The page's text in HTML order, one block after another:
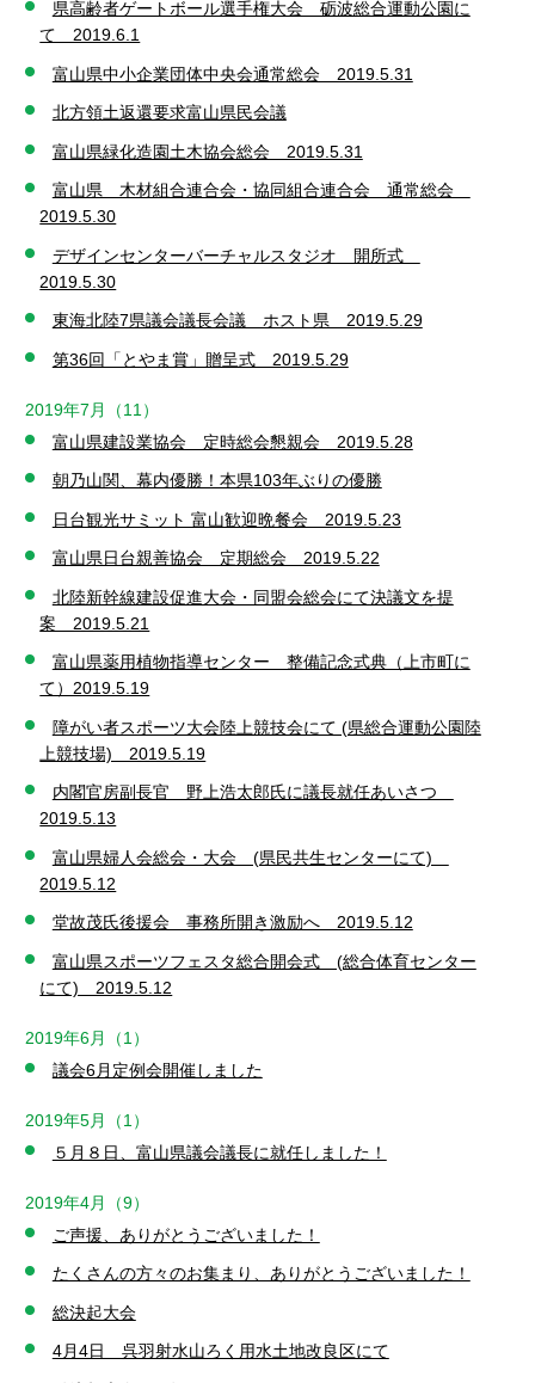
県高齢者ゲートボール選手権大会 砺波総合運動公園に
て 2019.6.1
富山県中小企業団体中央会通常総会 2019.5.31
北方領土返還要求富山県民会議
富山県緑化造園土木協会総会 2019.5.31
富山県 木材組合連合会・協同組合連合会 通常総会
2019.5.30
デザインセンターバーチャルスタジオ 開所式
2019.5.30
東海北陸7県議会議長会議 ホスト県 2019.5.29
第36回「とやま賞」贈呈式 2019.5.29
2019年7月（11）
富山県建設業協会 定時総会懇親会 2019.5.28
朝乃山関、幕内優勝！本県103年ぶりの優勝
日台観光サミット 富山歓迎晩餐会 2019.5.23
富山県日台親善協会 定期総会 2019.5.22
北陸新幹線建設促進大会・同盟会総会にて決議文を提
案 2019.5.21
富山県薬用植物指導センター 整備記念式典（上市町に
て）2019.5.19
障がい者スポーツ大会陸上競技会にて (県総合運動公園陸
上競技場) 2019.5.19
内閣官房副長官 野上浩太郎氏に議長就任あいさつ
2019.5.13
富山県婦人会総会・大会 (県民共生センターにて)
2019.5.12
堂故茂氏後援会 事務所開き激励へ 2019.5.12
富山県スポーツフェスタ総合開会式 (総合体育センター
にて) 2019.5.12
2019年6月（1）
議会6月定例会開催しました
2019年5月（1）
５月８日、富山県議会議長に就任しました！
2019年4月（9）
ご声援、ありがとうございました！
たくさんの方々のお集まり、ありがとうございました！
総決起大会
4月4日 呉羽射水山ろく用水土地改良区にて